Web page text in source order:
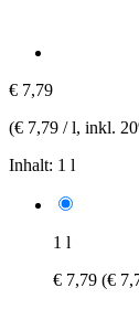
€ 7,79
(€ 7,79 / l, inkl.
Inhalt: 1 l
1 l
€ 7,79 (€